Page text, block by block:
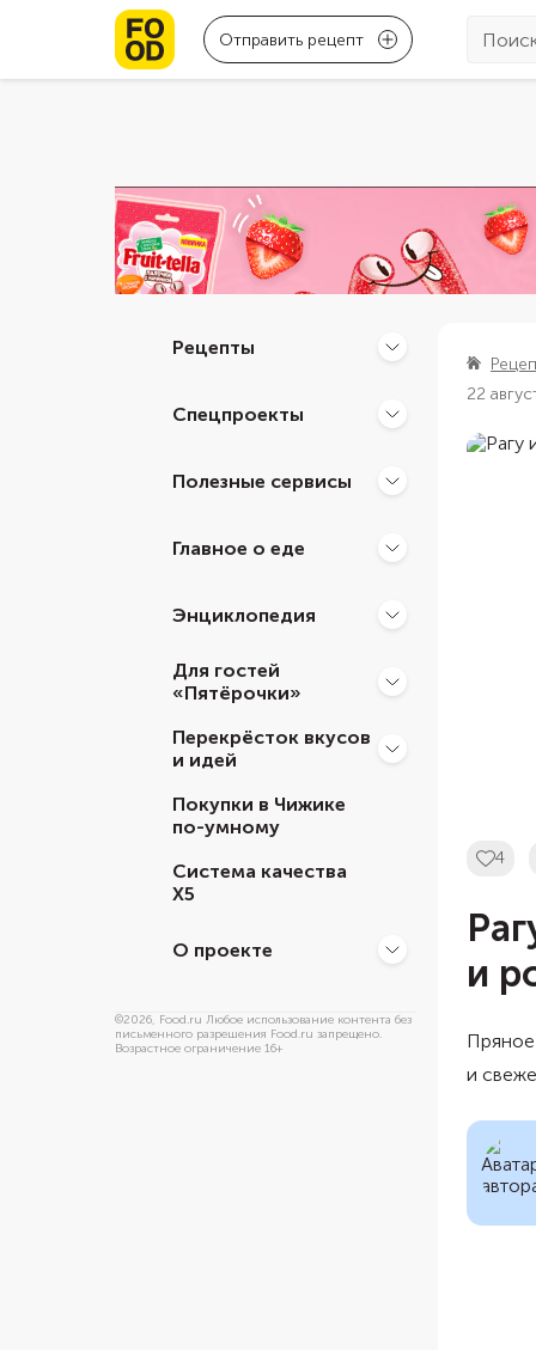
Отправить рецепт
Рецепты
Спецпроекты
Полезные сервисы
Главное о еде
Энциклопедия
Для гостей
«Пятёрочки»
Перекрёсток вкусов
и идей
Покупки в Чижике
по-умному
Система качества
Х5
О проекте
©2026, Food.ru Любое использование контента без
письменного разрешения Food.ru запрещено.
Возрастное ограничение 16+
22
4
и
и